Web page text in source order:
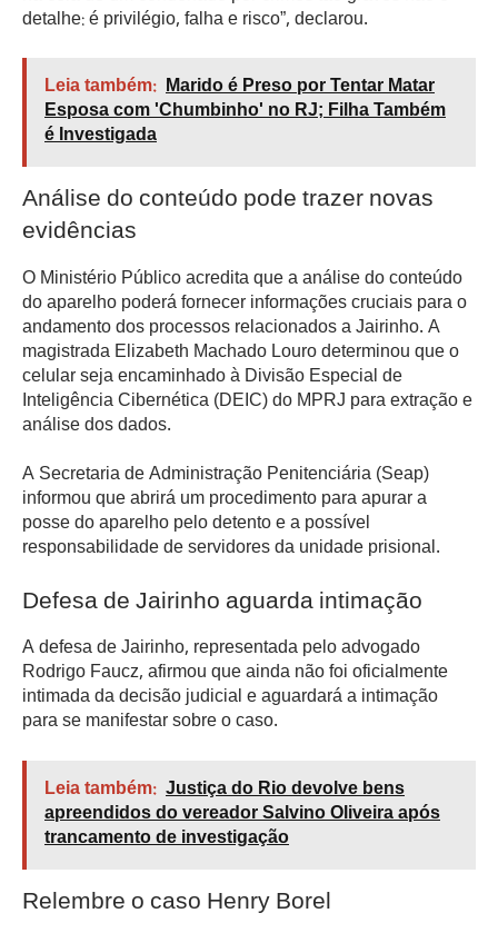
detalhe: é privilégio, falha e risco”, declarou.
Leia também: Marido é Preso por Tentar Matar
Esposa com 'Chumbinho' no RJ; Filha Também
é Investigada
Análise do conteúdo pode trazer novas
evidências
O Ministério Público acredita que a análise do conteúdo
do aparelho poderá fornecer informações cruciais para o
andamento dos processos relacionados a Jairinho. A
magistrada Elizabeth Machado Louro determinou que o
celular seja encaminhado à Divisão Especial de
Inteligência Cibernética (DEIC) do MPRJ para extração e
análise dos dados.
A Secretaria de Administração Penitenciária (Seap)
informou que abrirá um procedimento para apurar a
posse do aparelho pelo detento e a possível
responsabilidade de servidores da unidade prisional.
Defesa de Jairinho aguarda intimação
A defesa de Jairinho, representada pelo advogado
Rodrigo Faucz, afirmou que ainda não foi oficialmente
intimada da decisão judicial e aguardará a intimação
para se manifestar sobre o caso.
Leia também: Justiça do Rio devolve bens
apreendidos do vereador Salvino Oliveira após
trancamento de investigação
Relembre o caso Henry Borel